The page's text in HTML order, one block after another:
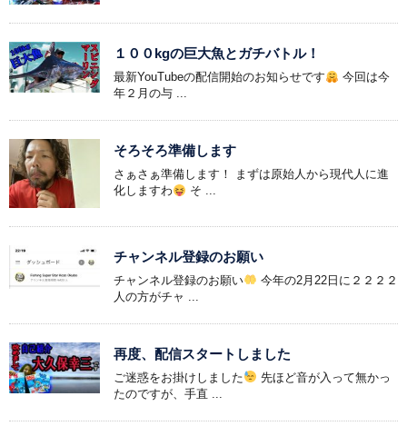
１００kgの巨大魚とガチバトル！
最新YouTubeの配信開始のお知らせです
今回は今
年２月の与 ...
そろそろ準備します
さぁさぁ準備します！ まずは原始人から現代人に進
化しますわ
そ ...
チャンネル登録のお願い
チャンネル登録のお願い
今年の2月22日に２２２２
人の方がチャ ...
再度、配信スタートしました
ご迷惑をお掛けしました
先ほど音が入って無かっ
たのですが、手直 ...